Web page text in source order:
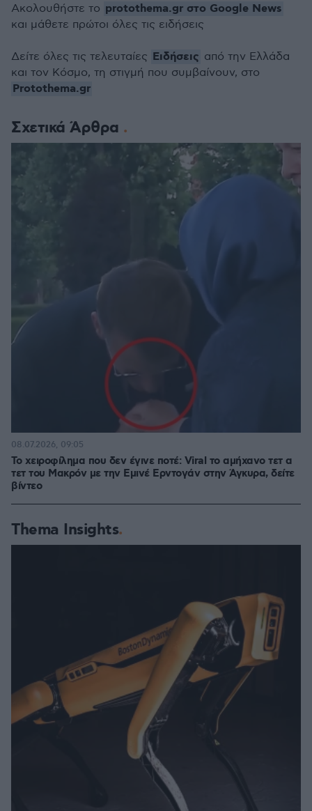
Σχετικά Άρθρα
Το χειροφίλημα που δεν έγινε ποτέ: Viral το αμήχανο τετ α
τετ του Μακρόν με την Εμινέ Ερντογάν στην Άγκυρα, δείτε
βίντεο
08.07.2026, 09:05
Thema Insights
Ακολουθήστε το protothema.gr στο Google News
και μάθετε πρώτοι όλες τις ειδήσεις
Δείτε όλες τις τελευταίες Ειδήσεις από την Ελλάδα
και τον Κόσμο, τη στιγμή που συμβαίνουν, στο
Protothema.gr